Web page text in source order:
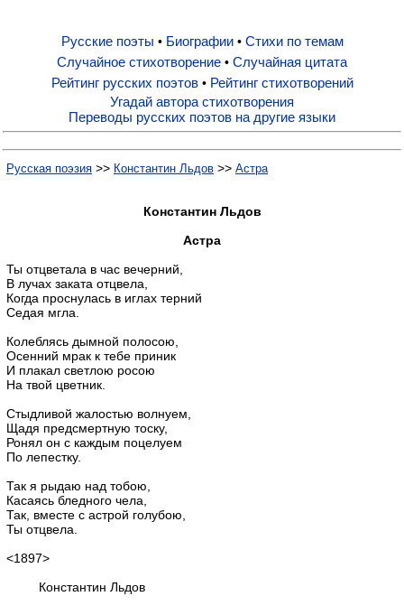
Русские поэты
Биографии
Стихи по темам
Случайное стихотворение
Случайная цитата
Рейтинг русских поэтов
Рейтинг стихотворений
Русские поэты • Биографии• Стихи по темам
Случайное стихотворение • Случайная цитата
Рейтинг русских поэтов• Рейтинг стихотворений
Угадай автора стихотворения
Переводы русских поэтов на другие языки
Русская поэзия >> Константин Льдов >> Астра
Константин Льдов
Астра
Ты отцветала в час вечерний,
В лучах заката отцвела,
Когда проснулась в иглах терний
Седая мгла.
Колеблясь дымной полосою,
Осенний мрак к тебе приник
И плакал светлою росою
На твой цветник.
Стыдливой жалостью волнуем,
Щадя предсмертную тоску,
Ронял он с каждым поцелуем
По лепестку.
Так я рыдаю над тобою,
Касаясь бледного чела,
Так, вместе с астрой голубою,
Ты отцвела.
<1897>
Константин Льдов